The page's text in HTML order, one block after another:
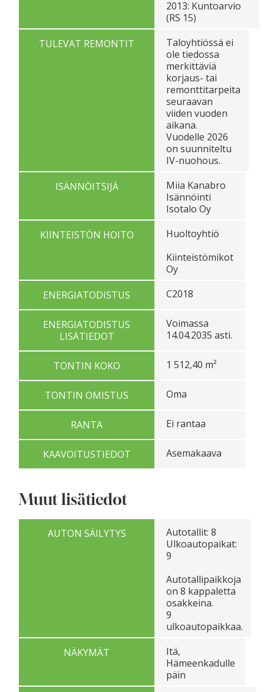
2013: Kuntoarvio
(RS 15)
TULEVAT REMONTIT
Taloyhtiössä ei
ole tiedossa
merkittäviä
korjaus- tai
remonttitarpeita
seuraavan
viiden vuoden
aikana.
Vuodelle 2026
on suunniteltu
IV-nuohous.
ISÄNNÖITSIJÄ
Miia Kanabro
Isännöinti
Isotalo Oy
KIINTEISTÖN HOITO
Huoltoyhtiö
Kiinteistömikot
Oy
ENERGIATODISTUS
C2018
ENERGIATODISTUS
LISÄTIEDOT
Voimassa
14.04.2035 asti.
TONTIN KOKO 1 512,40 m²
TONTIN OMISTUS Oma
RANTA Ei rantaa
KAAVOITUSTIEDOT Asemakaava
Muut lisätiedot
AUTON SÄILYTYS
Autotallit: 8
Ulkoautopaikat:
9
Autotallipaikkoja
on 8 kappaletta
osakkeina.
9
ulkoautopaikkaa.
NÄKYMÄT
Itä,
Hämeenkadulle
päin